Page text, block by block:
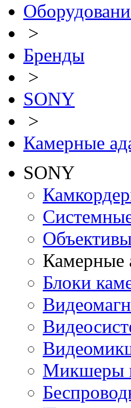
>
Бренды
>
SONY
>
Камерные
SONY
Камерные
Блоки
Микшеры